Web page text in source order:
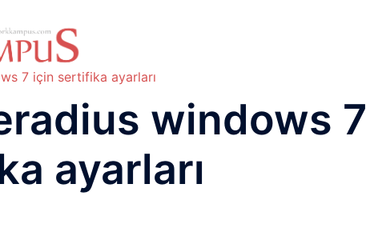
7 için sertifika ayarları
windows 7
ayarları